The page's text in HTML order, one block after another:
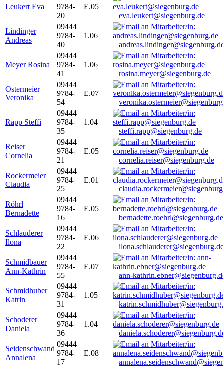
Leukert Eva
9784-
20
E.05
eva.leukert@siegenburg.de
Lindinger
Andreas
09444
9784-
40
1.06
Meyer Rosina
09444
9784-
41
1.06
rosina.meyer@siegenburg.de
Ostermeier
Veronika
09444
9784-
54
E.07
Rapp Steffi
09444
9784-
35
1.04
steffi.rapp@siegenburg.de
Reiser
Cornelia
09444
9784-
21
E.05
cornelia.reiser@siegenburg.de
Rockermeier
Claudia
09444
9784-
25
E.01
Röhrl
Bernadette
09444
9784-
16
E.05
bernadette.roehrl@siegenburg.de
Schlauderer
Ilona
09444
9784-
22
E.06
ilona.schlauderer@siegenburg.de
Schmidbauer
Ann-Kathrin
09444
9784-
55
E.07
ann-
Schmidhuber
Katrin
09444
9784-
31
1.05
Schoderer
Daniela
09444
9784-
36
1.04
Seidenschwand
Annalena
09444
9784-
17
E.08